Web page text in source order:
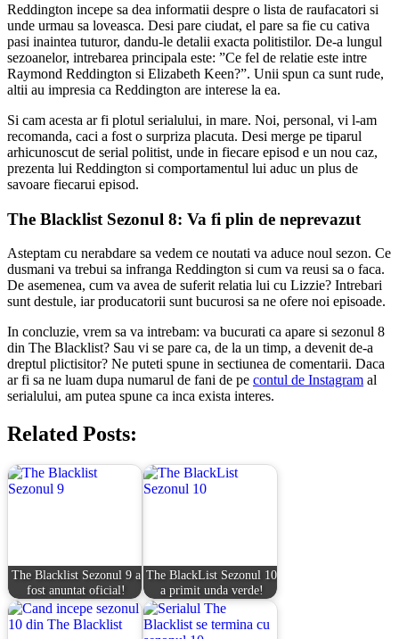
Reddington incepe sa dea informatii despre o lista de raufacatori si
unde urmau sa loveasca. Desi pare ciudat, el pare sa fie cu cativa
pasi inaintea tuturor, dandu-le detalii exacta politistilor. De-a lungul
sezoanelor, intrebarea principala este: ”Ce fel de relatie este intre
Raymond Reddington si Elizabeth Keen?”. Unii spun ca sunt rude,
altii au impresia ca Reddington are interese la ea.
Si cam acesta ar fi plotul serialului, in mare. Noi, personal, vi l-am
recomanda, caci a fost o surpriza placuta. Desi merge pe tiparul
arhicunoscut de serial politist, unde in fiecare episod e un nou caz,
prezenta lui Reddington si comportamentul lui aduc un plus de
savoare fiecarui episod.
The Blacklist Sezonul 8: Va fi plin de neprevazut
Asteptam cu nerabdare sa vedem ce noutati va aduce noul sezon. Ce
dusmani va trebui sa infranga Reddington si cum va reusi sa o faca.
De asemenea, cum va avea de suferit relatia lui cu Lizzie? Intrebari
sunt destule, iar producatorii sunt bucurosi sa ne ofere noi episoade.
In concluzie, vrem sa va intrebam: va bucurati ca apare si sezonul 8
din The Blacklist? Sau vi se pare ca, de la un timp, a devenit de-a
dreptul plictisitor? Ne puteti spune in sectiunea de comentarii. Daca
ar fi sa ne luam dupa numarul de fani de pe contul de Instagram al
serialului, am putea spune ca inca exista interes.
Related Posts:
The Blacklist Sezonul 9 a
fost anuntat oficial!
The BlackList Sezonul 10
a primit unda verde!